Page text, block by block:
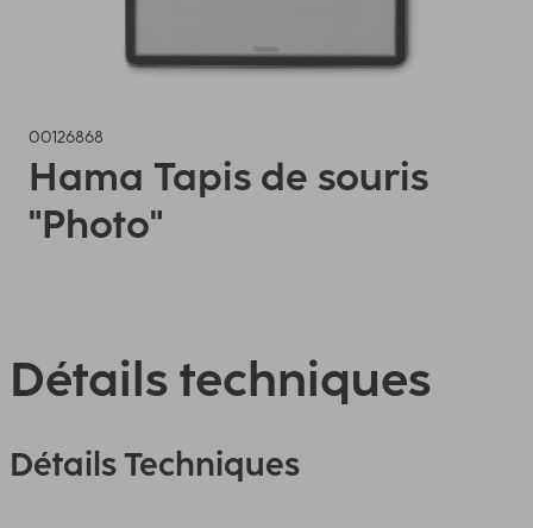
00126868
Hama Tapis de souris
"Photo"
Détails techniques
Détails Techniques